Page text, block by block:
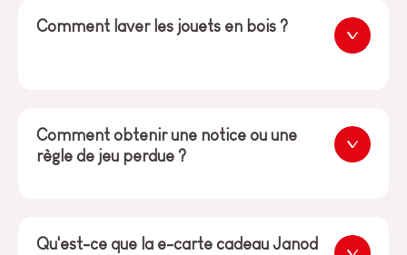
Comment laver les jouets en bois ?
Comment obtenir une notice ou une
règle de jeu perdue ?
Qu'est-ce que la e-carte cadeau Janod